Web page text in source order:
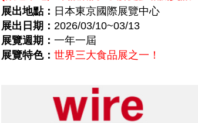
展出地點： 日本東京國際展覽中心
展出日期： 2026/03/10~03/13
展覽週期： 一年一屆
展覽特色： 世界三大食品展之一！